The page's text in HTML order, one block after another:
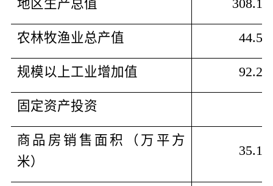
地区生产总值 308.16
农林牧渔业总产值 44.56
规模以上工业增加值 92.24
固定资产投资
商品房销售面积（万平方
米）
35.12